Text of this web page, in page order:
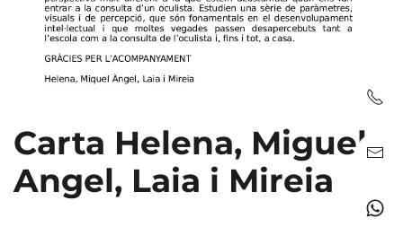
Carta Helena, Miguel
Angel, Laia i Mireia